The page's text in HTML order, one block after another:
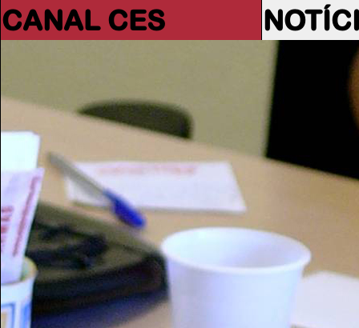
CANAL CES